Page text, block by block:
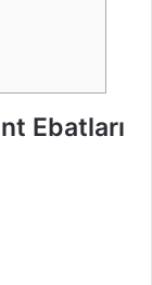
Ebatları